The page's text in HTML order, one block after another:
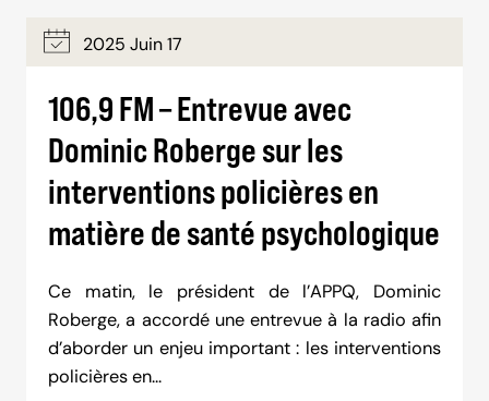
2025 Juin 17
106,9 FM – Entrevue avec
Dominic Roberge sur les
interventions policières en
matière de santé psychologique
Ce matin, le président de l’APPQ, Dominic
Roberge, a accordé une entrevue à la radio afin
d’aborder un enjeu important : les interventions
policières en…